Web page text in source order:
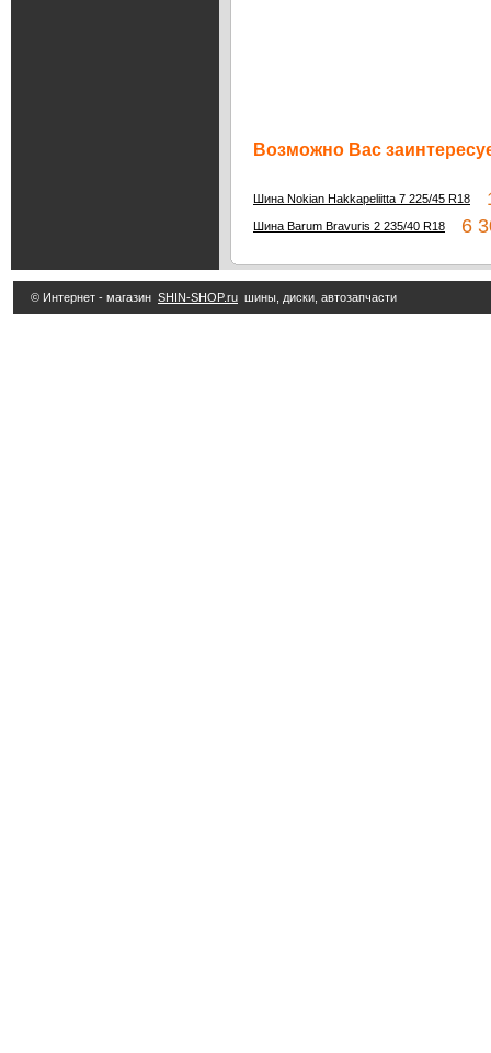
Возможно Вас
Шина Nokian Hakkapeliitta 7 225/45 R18
Шина Barum Bravuris 2 235/40 R18 6
© Интернет - магазин SHIN-SHOP.ru шины, диски, автозапчасти